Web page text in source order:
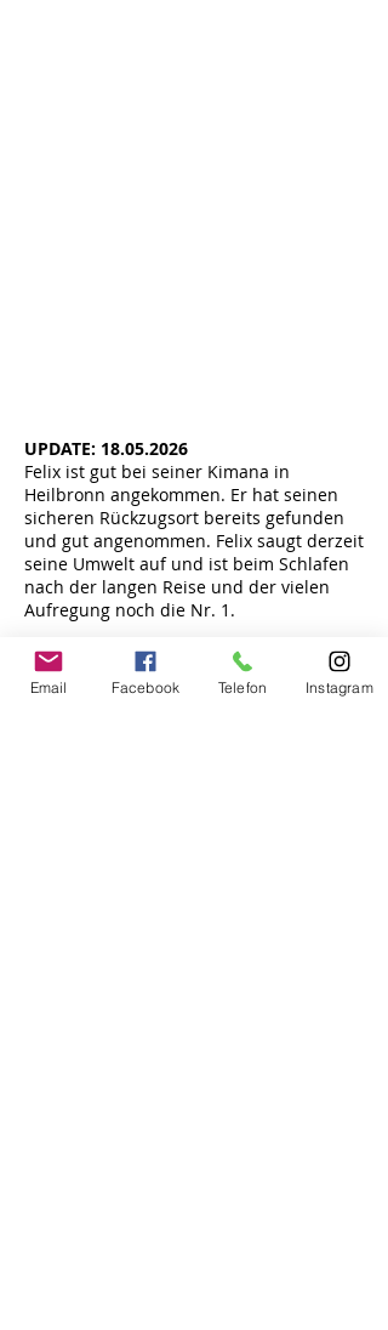
UPDATE: 18.05.2026
Felix ist gut bei seiner Kimana in
Heilbronn angekommen. Er hat seinen
sicheren Rückzugsort bereits gefunden
und gut angenommen. Felix saugt derzeit
seine Umwelt auf und ist beim Schlafen
nach der langen Reise und der vielen
Aufregung noch die Nr. 1.
Email Facebook Telefon Instagram